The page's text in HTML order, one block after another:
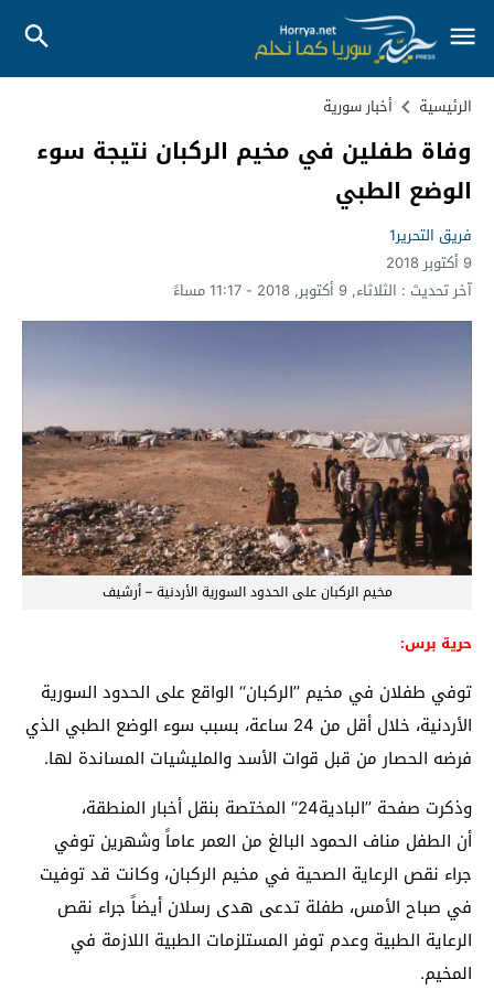
الرئيسية أخبار سورية
وفاة طفلين في مخيم الركبان نتيجة سوء
الوضع الطبي
فريق التحرير1
9 أكتوبر 2018
آخر تحديث : الثلاثاء, 9 أكتوبر, 2018 - 11:17 مساءً
مخيم الركبان على الحدود السورية الأردنية – أرشيف
حرية برس:
توفي طفلان في مخيم ’’الركبان‘‘ الواقع على الحدود السورية
الأردنية، خلال أقل من 24 ساعة، بسبب سوء الوضع الطبي الذي
فرضه الحصار من قبل قوات الأسد والمليشيات المساندة لها.
وذكرت صفحة ’’البادية24‘‘ المختصة بنقل أخبار المنطقة،
أن الطفل مناف الحمود البالغ من العمر عاماً وشهرين توفي
جراء نقص الرعاية الصحية في مخيم الركبان، وكانت قد توفيت
في صباح الأمس، طفلة تدعى هدى رسلان أيضاً جراء نقص
الرعاية الطبية وعدم توفر المستلزمات الطبية اللازمة في
المخيم.